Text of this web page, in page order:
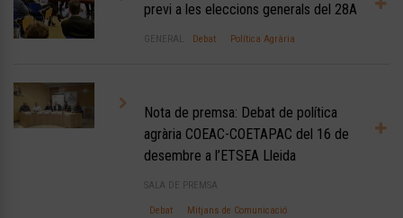
previ a les eleccions generals del 28A
GENERAL Debat Política Agrària
Nota de premsa: Debat de política
agrària COEAC-COETAPAC del 16 de
desembre a l’ETSEA Lleida
SALA DE PREMSA
Debat Mitjans de Comunicació